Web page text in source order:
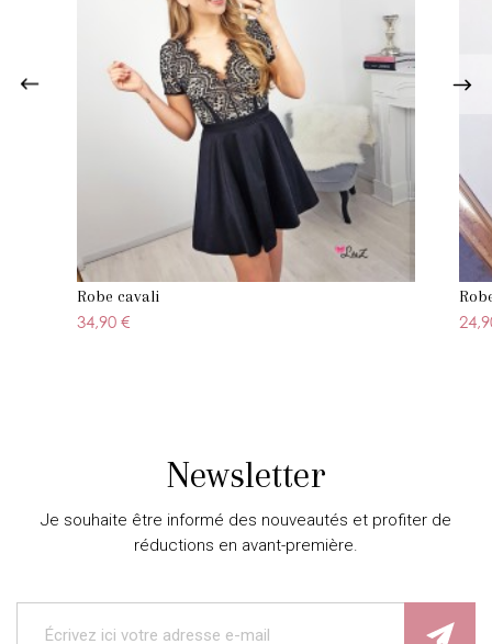
Robe cavali
34,90 €
Newsletter
Je souhaite être informé des nouveautés et profiter de
réductions en avant-première.